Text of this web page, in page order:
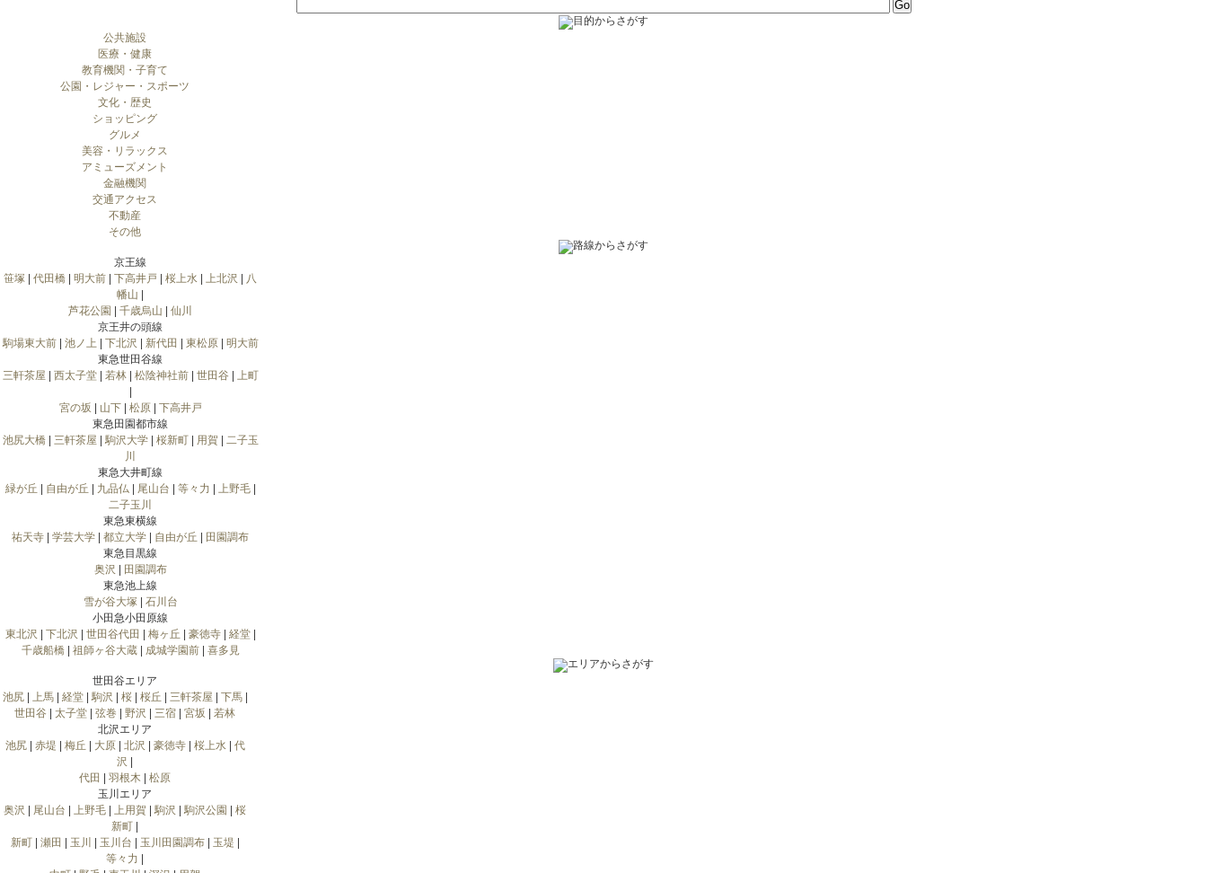
公共施設
医療・健康
教育機関・子育て
公園・レジャー・スポーツ
文化・歴史
ショッピング
グルメ
美容・リラックス
アミューズメント
金融機関
交通アクセス
不動産
その他
京王線
笹塚
代田橋 明大前 下高井戸 桜上水 上北沢
八
幡山
芦花公園
千歳烏山
仙川
京王井の頭線
駒場東大前| 池ノ上 下北沢 新代田 東松原| 明大前
東急世田谷線
三軒茶屋
西太子堂| 若林| 松陰神社前| 世田谷
上町
宮の坂
山下| 松原| 下高井戸
東急田園都市線
池尻大橋| 三軒茶屋 駒沢大学| 桜新町| 用賀| 二子玉
川
東急大井町線
緑が丘
自由が丘 九品仏| 尾山台 等々力 上野毛|
二子玉川
東急東横線
祐天寺
学芸大学 都立大学 自由が丘
田園調布
東急目黒線
奥沢
田園調布
東急池上線
雪が谷大塚| 石川台
小田急小田原線
東北沢
下北沢 世田谷代田 梅ヶ丘 豪徳寺| 経堂|
千歳船橋| 祖師ヶ谷大蔵| 成城学園前| 喜多見
世田谷エリア
池尻| 上馬| 経堂| 駒沢 桜| 桜丘 三軒茶屋 下馬|
世田谷
太子堂 弦巻 野沢 三宿 宮坂
若林
北沢エリア
池尻| 赤堤 梅丘 大原| 北沢 豪徳寺| 桜上水| 代
沢
代田
羽根木
松原
玉川エリア
奥沢
尾山台 上野毛 上用賀 駒沢 駒沢公園
桜
新町
新町| 瀬田 玉川 玉川台 玉川田園調布| 玉堤
等々力